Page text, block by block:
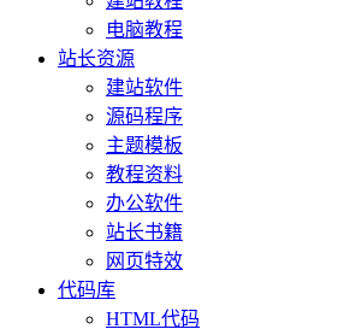
电脑教程
站长资源
建站软件
源码程序
主题模板
教程资料
办公软件
站长书籍
网页特效
代码库
HTML代码